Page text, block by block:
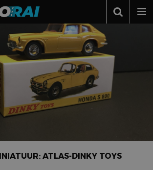
ATLAS-DINKY TOYS